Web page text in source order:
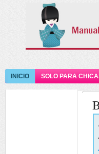
INICIO SOLO PARA